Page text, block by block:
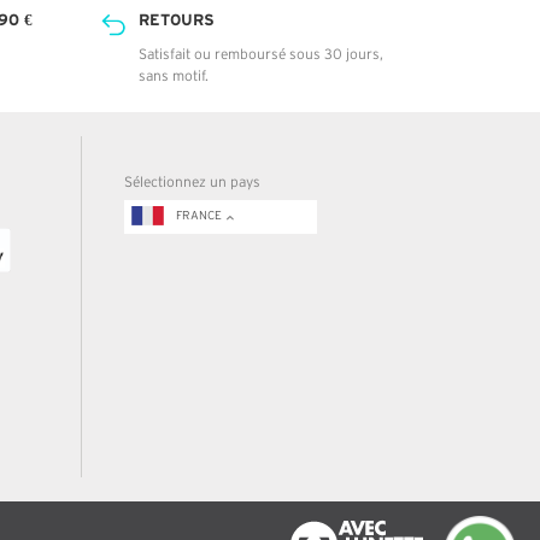
€ RETOURS
Satisfait ou remboursé sous 30 jours,
sans motif.
Sélectionnez un pays
FRANCE